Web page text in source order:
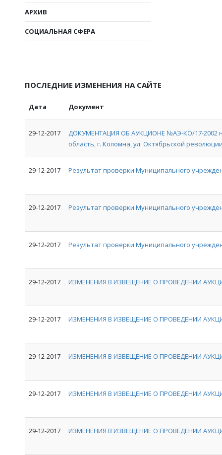
АРХИВ
СОЦИАЛЬНАЯ СФЕРА
ПОСЛЕДНИЕ ИЗМЕНЕНИЯ НА САЙТЕ
Дата Документ
29-12-2017
ДОКУМЕНТАЦИЯ ОБ АУКЦИОНЕ №АЭ-КО/17-2002
область, г. Коломна, ул. Октябрьской
29-12-2017 Результат проверки Муниципального
29-12-2017 Результат проверки Муниципального
29-12-2017 Результат проверки Муниципального
29-12-2017 ИЗМЕНЕНИЯ В ИЗВЕЩЕНИЕ О ПРОВЕДЕНИИ
29-12-2017 ИЗМЕНЕНИЯ В ИЗВЕЩЕНИЕ О ПРОВЕДЕНИИ
29-12-2017 ИЗМЕНЕНИЯ В ИЗВЕЩЕНИЕ О ПРОВЕДЕНИИ
29-12-2017 ИЗМЕНЕНИЯ В ИЗВЕЩЕНИЕ О ПРОВЕДЕНИИ
29-12-2017 ИЗМЕНЕНИЯ В ИЗВЕЩЕНИЕ О ПРОВЕДЕНИИ